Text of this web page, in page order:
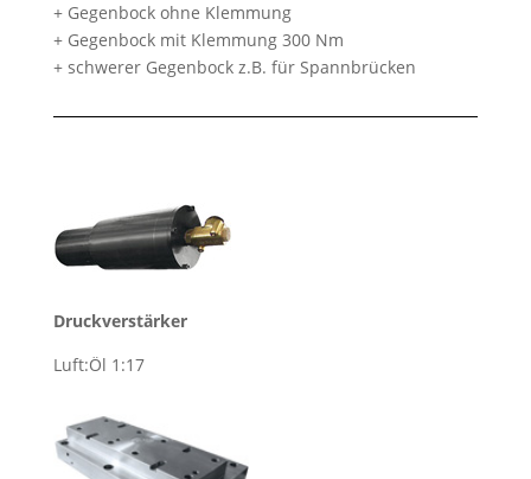
+ Gegenbock ohne Klemmung
+ Gegenbock mit Klemmung 300 Nm
+ schwerer Gegenbock z.B. für Spannbrücken
Druckverstärker
Luft:Öl 1:17